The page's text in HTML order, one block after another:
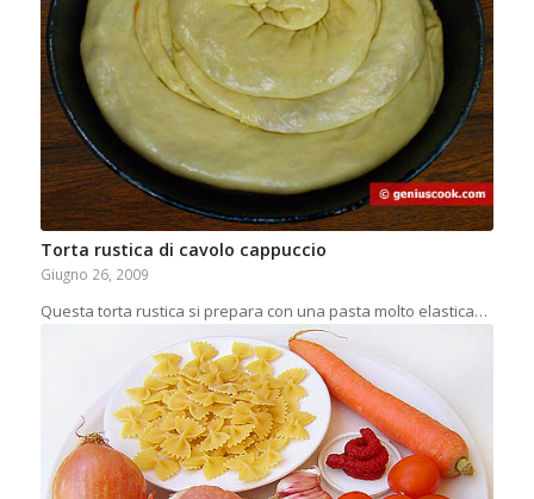
Torta rustica di cavolo cappuccio
Giugno 26, 2009
Questa torta rustica si prepara con una pasta molto elastica…